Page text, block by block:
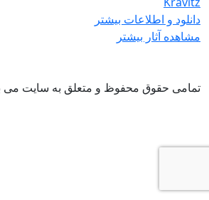
دانلود و اطلاعات بیشتر
مشاهده آثار بیشتر
تمامی حقوق محفوظ و متعلق به سایت می